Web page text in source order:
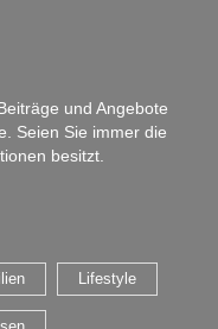
und Angebote
Seien Sie immer die
besitzt.
Lifestyle